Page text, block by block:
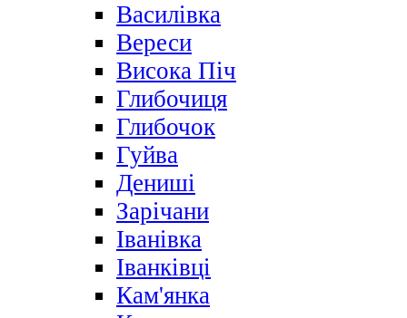
Василівка
Вереси
Висока Піч
Глибочиця
Глибочок
Гуйва
Дениші
Зарічани
Іванівка
Іванківці
Кам'янка